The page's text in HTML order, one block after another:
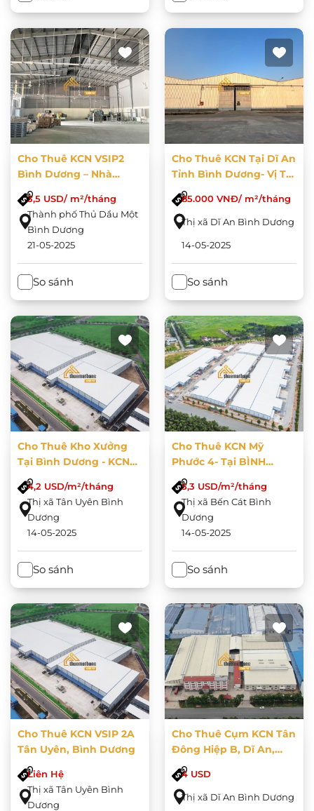
Cho Thuê KCN VSIP2
Bình Dương – Nhà
Xưởng Tiêu Chuẩn, Vị
Trí Chiến Lược
3,5 USD/ m²/tháng
Thành phố Thủ Dầu Một
Bình Dương
21-05-2025
So sánh
Cho Thuê KCN Tại Dĩ An
Tỉnh Bình Dương- Vị Trí
Đẹp
85.000 VNĐ/ m²/tháng
Thị xã Dĩ An Bình Dương
14-05-2025
So sánh
Cho Thuê Kho Xưởng
Tại Bình Dương - KCN
VSIP 2A
4,2 USD/m²/tháng
Thị xã Tân Uyên Bình
Dương
14-05-2025
So sánh
Cho Thuê KCN Mỹ
Phước 4- Tại BÌNH
DƯƠNG
5,3 USD/m²/tháng
Thị xã Bến Cát Bình
Dương
14-05-2025
So sánh
Cho Thuê KCN VSIP 2A
Tân Uyên, Bình Dương
Liên Hệ
Thị xã Tân Uyên Bình
Dương
Cho Thuê Cụm KCN Tân
Đông Hiệp B, Dĩ An,
Bình Dương
4 USD
Thị xã Dĩ An Bình Dương